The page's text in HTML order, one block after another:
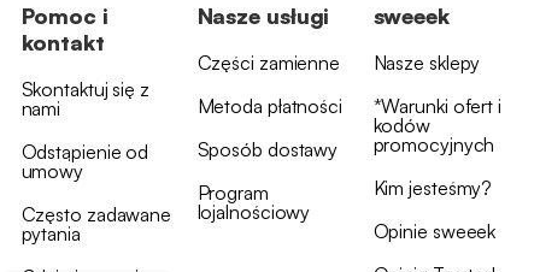
Pomoc i
kontakt
Skontaktuj się z
nami
Odstąpienie od
umowy
Często zadawane
pytania
Nasze usługi
Części zamienne
Metoda płatności
Sposób dostawy
Program
lojalnościowy
sweeek
Nasze sklepy
*Warunki ofert i
kodów
promocyjnych
Kim jesteśmy?
Opinie sweeek